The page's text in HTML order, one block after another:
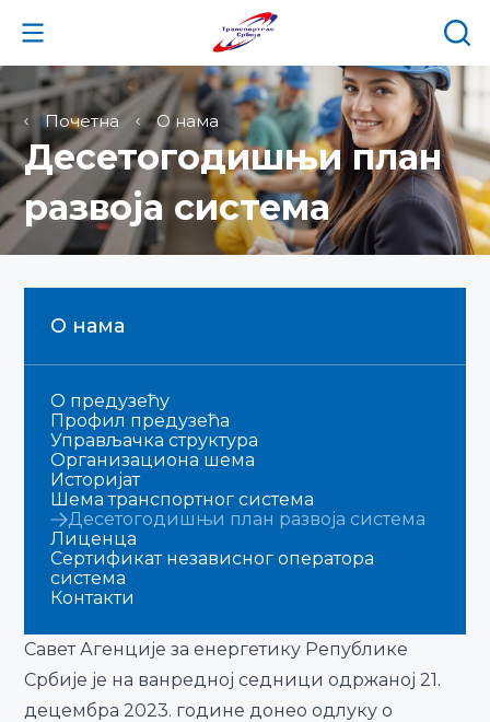
Почетна О нама
Десетогодишњи план
развоја система
О нама
О предузећу
Профил предузећа
Управљачка структура
Организациона шема
Историјат
Шема транспортног система
Десетогодишњи план развоја система
Лиценца
Сертификат независног оператора
система
Контакти
Савет Агенције за енергетику Републике
Србије је на ванредној седници одржаној 21.
децембра 2023. године донео одлуку о